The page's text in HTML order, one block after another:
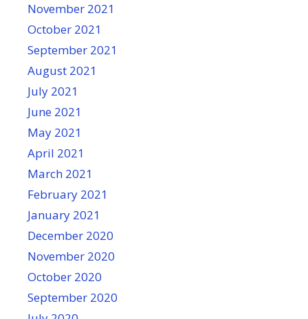
November 2021
October 2021
September 2021
August 2021
July 2021
June 2021
May 2021
April 2021
March 2021
February 2021
January 2021
December 2020
November 2020
October 2020
September 2020